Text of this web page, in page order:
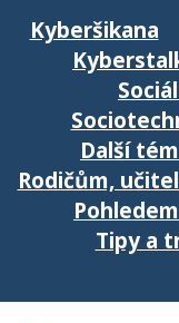
Kyberšikana
Další
Rodičům,
Tipy a